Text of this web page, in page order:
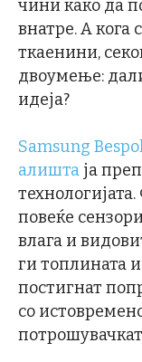
чини како да
внатре. А кога
ткаенини,
двоумење:
идеја?
Samsung
алишта ја
повеќе
влага и
ги топлината
постигнат
со